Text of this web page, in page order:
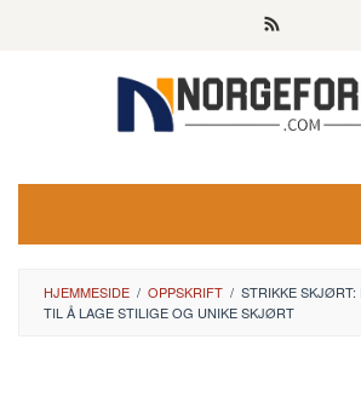
HJEMMESIDE / OPPSKRIFT / STRIKKE SKJØRT:
TIL Å LAGE STILIGE OG UNIKE SKJØRT